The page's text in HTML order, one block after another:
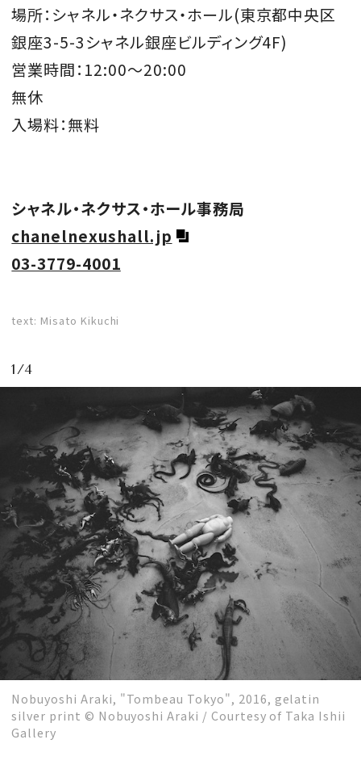
場所：シャネル・ネクサス・ホール(東京都中央区
銀座3-5-3シャネル銀座ビルディング4F)
営業時間：12:00〜20:00
無休
入場料：無料
シャネル・ネクサス・ホール事務局
chanelnexushall.jp
03-3779-4001
text: Misato Kikuchi
1/4
Nobuyoshi Araki, "Tombeau Tokyo", 2016, gelatin
silver print © Nobuyoshi Araki / Courtesy of Taka Ishii
Gallery